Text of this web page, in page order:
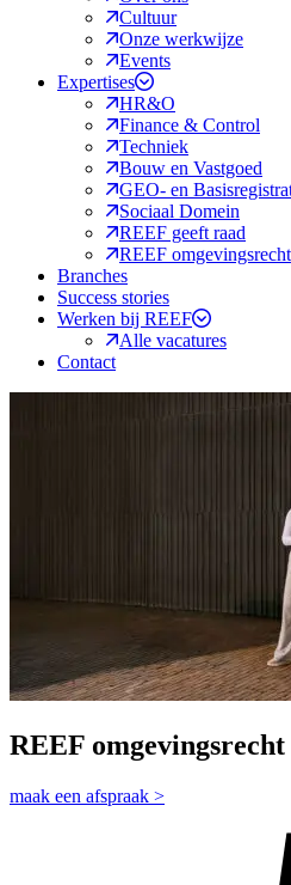
Cultuur
Onze werkwijze
Events
Expertises
HR&O
Finance & Control
Techniek
Bouw en Vastgoed
GEO- en
Sociaal Domein
REEF geeft raad
REEF omgevingsrecht
Branches
Success stories
Werken bij REEF
Alle vacatures
Contact
REEF omgevingsrecht
maak een afspraak >